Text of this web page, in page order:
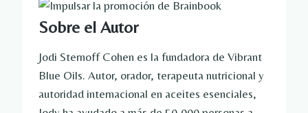
Sobre el Autor
Jodi Sternoff Cohen es la fundadora de Vibrant
Blue Oils. Autor, orador, terapeuta nutricional y
autoridad internacional en aceites esenciales,